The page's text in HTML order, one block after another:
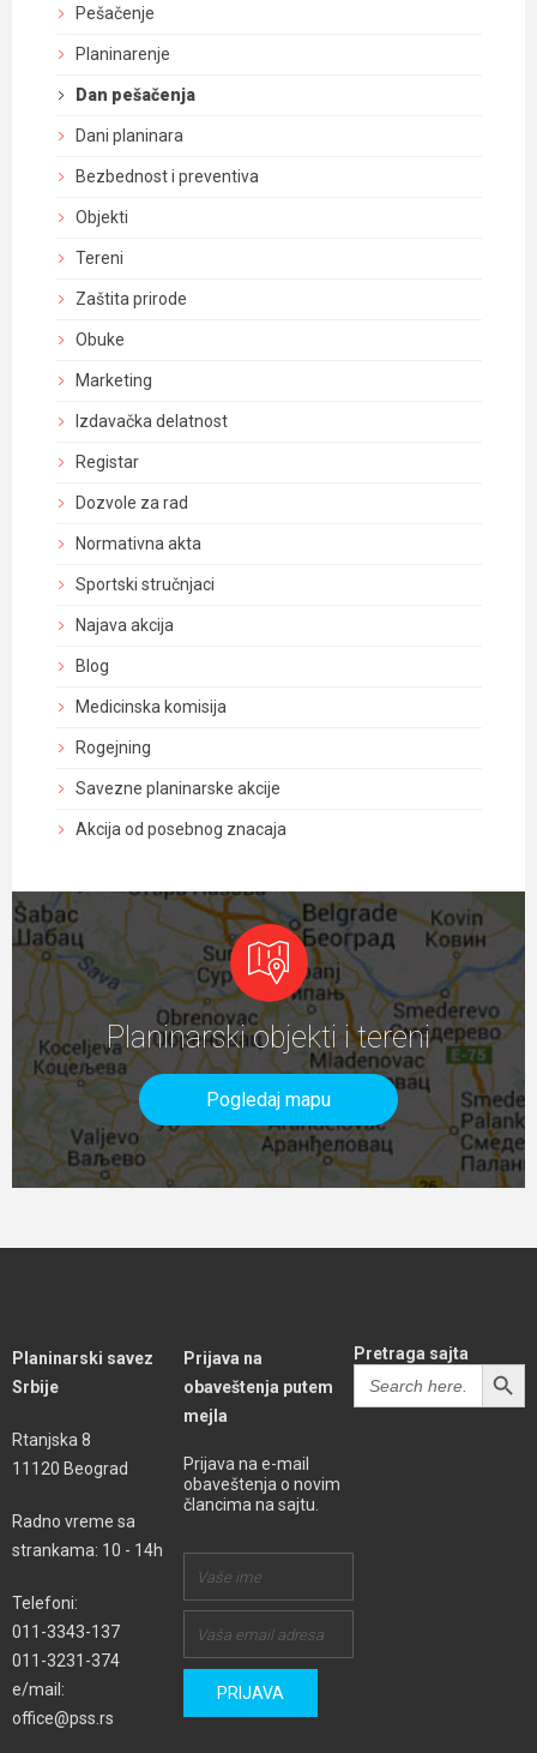
Pešačenje
Planinarenje
Dan pešačenja
Dani planinara
Bezbednost i preventiva
Objekti
Tereni
Zaštita prirode
Obuke
Marketing
Izdavačka delatnost
Registar
Dozvole za rad
Normativna akta
Sportski stručnjaci
Najava akcija
Blog
Medicinska komisija
Rogejning
Savezne planinarske akcije
Akcija od posebnog znacaja
Planinarski objekti i tereni
Pogledaj mapu
Planinarski savez
Srbije
Rtanjska 8
11120 Beograd
Radno vreme sa
strankama: 10 - 14h
Telefoni:
011-3343-137
011-3231-374
e/mail:
office@pss.rs
Prijava na
obaveštenja putem
mejla
Prijava na e-mail
obaveštenja o novim
člancima na sajtu.
Pretraga sajta
Search
for:
SEARCH